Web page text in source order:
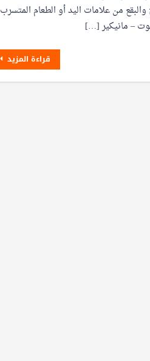
من علامات اليد أو الطعام المتسرب
– مانيكير […]
قراءة المزيد